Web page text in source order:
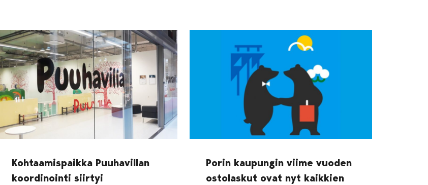
Kohtaamispaikka Puuhavillan
koordinointi siirtyi
Porin kaupungin viime vuoden
ostolaskut ovat nyt kaikkien